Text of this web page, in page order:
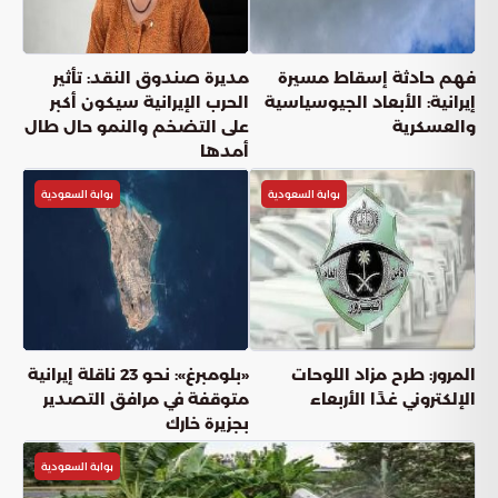
فهم حادثة إسقاط مسيرة
إيرانية: الأبعاد الجيوسياسية
والعسكرية
مديرة صندوق النقد: تأثير
الحرب الإيرانية سيكون أكبر
على التضخم والنمو حال طال
أمدها
بوابة السعودية
المرور: طرح مزاد اللوحات
الإلكتروني غدًا الأربعاء
بوابة السعودية
«بلومبرغ»: نحو 23 ناقلة إيرانية
متوقفة في مرافق التصدير
بجزيرة خارك
بوابة السعودية